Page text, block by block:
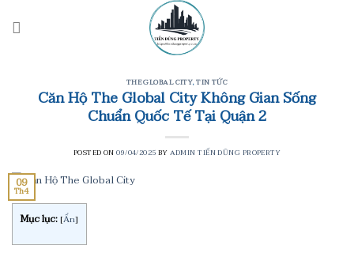
content
THE GLOBAL CITY,TIN TỨC
Căn Hộ The Global City Không Gian Sống
Chuẩn Quốc Tế Tại Quận 2
POSTED ON09/04/2025BYADMIN TIẾN DŨNG PROPERTY
09
Th4
Mục lục:[Ẩn]